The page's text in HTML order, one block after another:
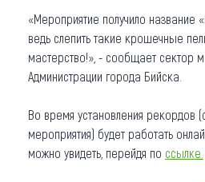
«Мероприятие получило название
ведь слепить такие крошечные
мастерство!», - сообщает сектор
Администрации города Бийска.
Во время установления рекордов
мероприятия) будет работать
можно увидеть, перейдя по ссылке.